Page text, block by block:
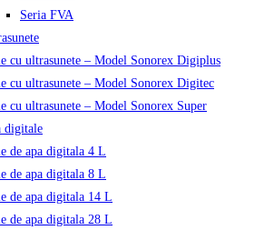
Seria FVA
cu ultrasunete – Model Sonorex Digiplus
cu ultrasunete – Model Sonorex Digitec
cu ultrasunete – Model Sonorex Super
digitale
de apa digitala 4 L
de apa digitala 8 L
de apa digitala 14 L
de apa digitala 28 L